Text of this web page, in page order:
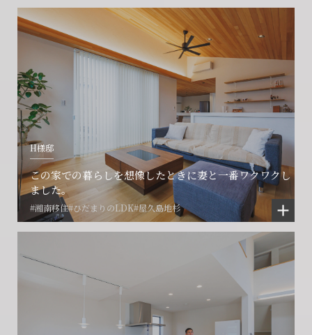
H様邸
この家での暮らしを想像したときに妻と一番ワクワクし
ました。
#湘南移住#ひだまりのLDK#屋久島地杉
会社に関することや物件についての
ご相談はこちら
フォームからのお問い合わせ
CONTACT
お電話でのお問い合わせ
0466-24-2478
営業時間9:30~18:30 水曜定休
賃貸物件入居者様の
お困りごとのご相談はこちら
解約のお申し込み
CONTACT
プロコール24ご利用の方
0120-073-386
土地の活用・賃貸経営に関する
ご相談はこちら
フォームからのお問い合わせ
CONTACT
賃貸管理事業部へのお問い合わせ
0466-24-2478
営業時間9:30~18:30 水曜定休